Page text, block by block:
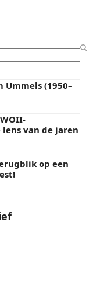
Ummels (1950–
van de jaren
op een